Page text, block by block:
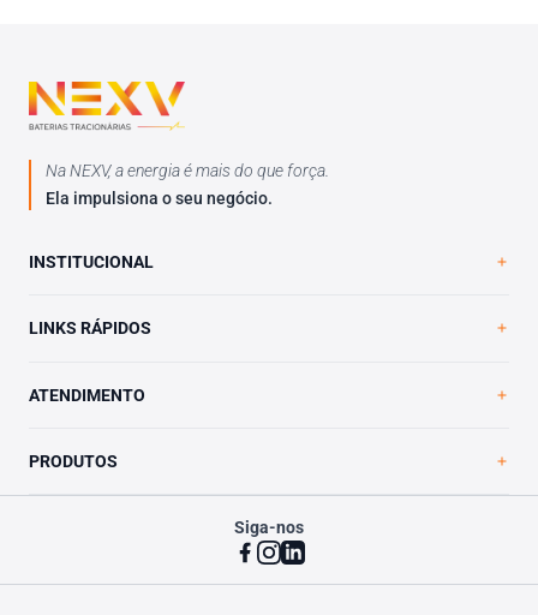
Na NEXV, a energia é mais do que força.
Ela impulsiona o seu negócio.
INSTITUCIONAL
Trabalhe Conosco
LINKS RÁPIDOS
Contato
ATENDIMENTO
PRODUTOS
Siga-nos